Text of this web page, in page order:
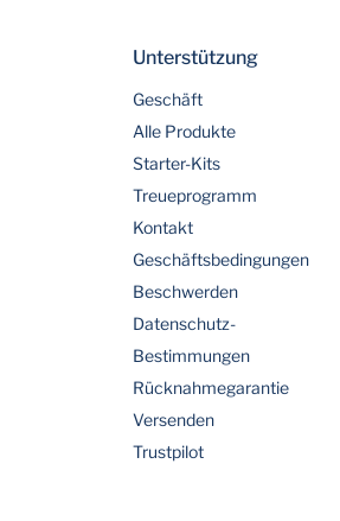
Unterstützung
Geschäft
Alle Produkte
Starter-Kits
Treueprogramm
Kontakt
Geschäftsbedingungen
Beschwerden
Datenschutz-
Bestimmungen
Rücknahmegarantie
Versenden
Trustpilot